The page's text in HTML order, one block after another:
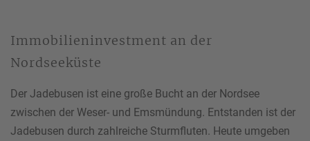
Ihre E-Mail-Adresse
Immobilieninvestment an der
Nordseeküste
Der Jadebusen ist eine große Bucht an der Nordsee
zwischen der Weser- und Emsmündung. Entstanden ist der
Jadebusen durch zahlreiche Sturmfluten. Heute umgeben